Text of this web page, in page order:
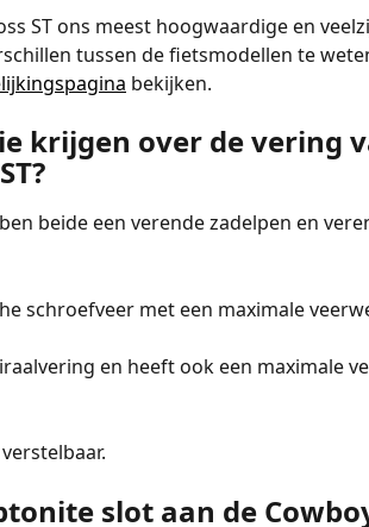
ST ons meest hoogwaardige en
tussen de fietsmodellen te
bekijken.
krijgen over de vering
beide een verende zadelpen en
schroefveer met een maximale
en heeft ook een maximale
slot aan de